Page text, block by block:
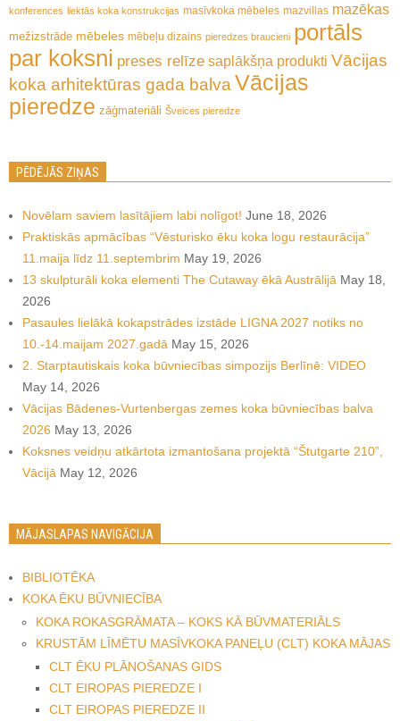
konferences liektās koka konstrukcijas masīvkoka mēbeles mazvillas mazēkas
mežizstrāde mēbeles mēbeļu dizains pieredzes braucieni portāls
par koksni preses relīze saplākšņa produkti Vācijas
koka arhitektūras gada balva Vācijas
pieredze zāģmateriāli Šveices pieredze
PĒDĒJĀS ZIŅAS
Novēlam saviem lasītājiem labi nolīgot! June 18, 2026
Praktiskās apmācības “Vēsturisko ēku koka logu restaurācija”
11.maija līdz 11.septembrim May 19, 2026
13 skulpturāli koka elementi The Cutaway ēkā Austrālijā May 18,
2026
Pasaules lielākā kokapstrādes izstāde LIGNA 2027 notiks no
10.-14.maijam 2027.gadā May 15, 2026
2. Starptautiskais koka būvniecības simpozijs Berlīnē: VIDEO
May 14, 2026
Vācijas Bādenes-Vurtenbergas zemes koka būvniecības balva
2026 May 13, 2026
Koksnes veidņu atkārtota izmantošana projektā “Štutgarte 210”,
Vācijā May 12, 2026
MĀJASLAPAS NAVIGĀCIJA
BIBLIOTĒKA
KOKA ĒKU BŪVNIECĪBA
KOKA ROKASGRĀMATA – KOKS KĀ BŪVMATERIĀLS
KRUSTĀM LĪMĒTU MASĪVKOKA PANEĻU (CLT) KOKA MĀJAS
CLT ĒKU PLĀNOŠANAS GIDS
CLT EIROPAS PIEREDZE I
CLT EIROPAS PIEREDZE II